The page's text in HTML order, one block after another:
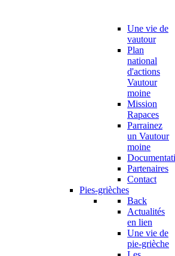
Une vie de
vautour
Plan
national
d'actions
Vautour
moine
Mission
Rapaces
Parrainez
un Vautour
moine
Partenaires
Contact
Pies-grièches
Back
Actualités
en lien
Une vie de
pie-grièche